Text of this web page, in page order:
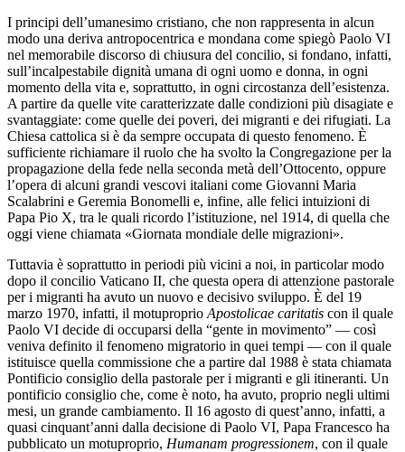
I principi dell’umanesimo cristiano, che non rappresenta in alcun
modo una deriva antropocentrica e mondana come spiegò Paolo VI
nel memorabile discorso di chiusura del concilio, si fondano, infatti,
sull’incalpestabile dignità umana di ogni uomo e donna, in ogni
momento della vita e, soprattutto, in ogni circostanza dell’esistenza.
A partire da quelle vite caratterizzate dalle condizioni più disagiate e
svantaggiate: come quelle dei poveri, dei migranti e dei rifugiati. La
Chiesa cattolica si è da sempre occupata di questo fenomeno. È
sufficiente richiamare il ruolo che ha svolto la Congregazione per la
propagazione della fede nella seconda metà dell’Ottocento, oppure
l’opera di alcuni grandi vescovi italiani come Giovanni Maria
Scalabrini e Geremia Bonomelli e, infine, alle felici intuizioni di
Papa Pio X, tra le quali ricordo l’istituzione, nel 1914, di quella che
oggi viene chiamata «Giornata mondiale delle migrazioni».
Tuttavia è soprattutto in periodi più vicini a noi, in particolar modo
dopo il concilio Vaticano II, che questa opera di attenzione pastorale
per i migranti ha avuto un nuovo e decisivo sviluppo. È del 19
marzo 1970, infatti, il motuproprio Apostolicae caritatis con il quale
Paolo VI decide di occuparsi della “gente in movimento” — così
veniva definito il fenomeno migratorio in quei tempi — con il quale
istituisce quella commissione che a partire dal 1988 è stata chiamata
Pontificio consiglio della pastorale per i migranti e gli itineranti. Un
pontificio consiglio che, come è noto, ha avuto, proprio negli ultimi
mesi, un grande cambiamento. Il 16 agosto di quest’anno, infatti, a
quasi cinquant’anni dalla decisione di Paolo VI, Papa Francesco ha
pubblicato un motuproprio, Humanam progressionem, con il quale